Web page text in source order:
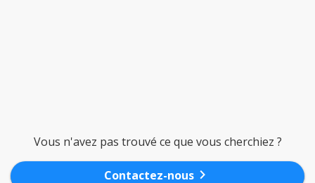
Vous n'avez pas trouvé ce que vous cherchiez ?
Contactez-nous chevron_right